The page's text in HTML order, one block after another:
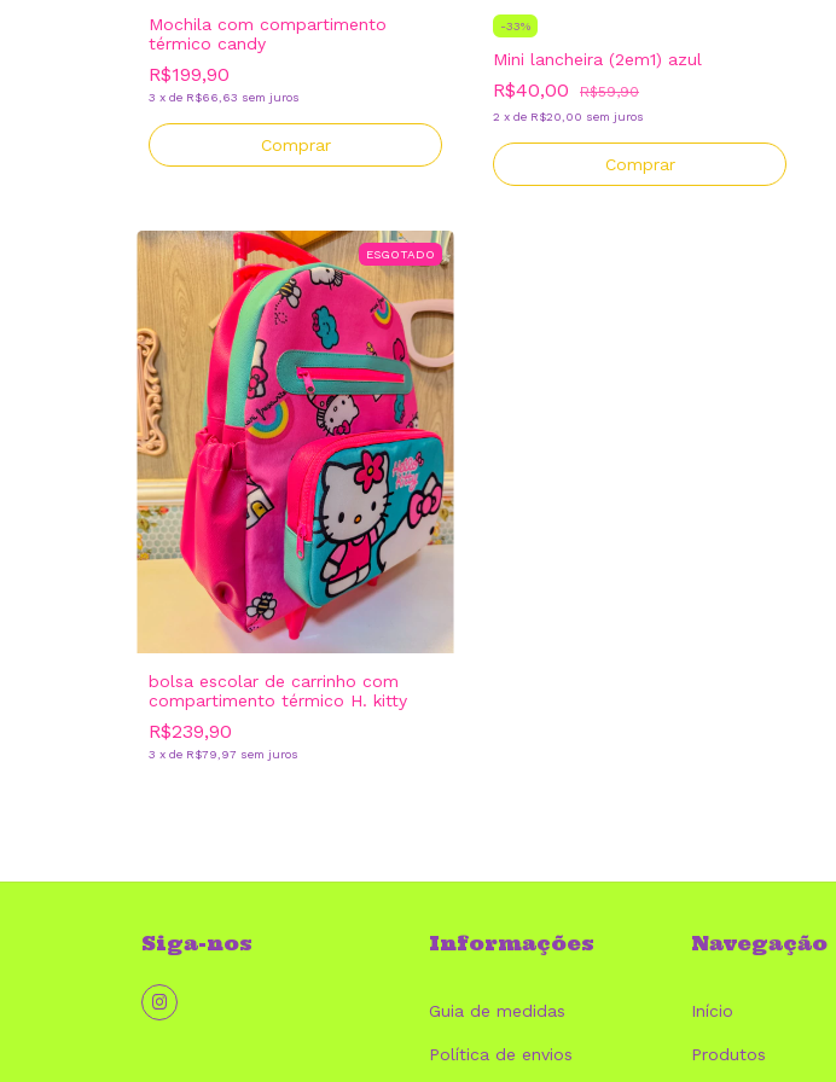
Mochila com compartimento
térmico candy
R$199,90
3 x de R$66,63 sem juros
-33%
Mini lancheira (2em1) azul
R$40,00 R$59,90
2 x de R$20,00 sem juros
ESGOTADO
bolsa escolar de carrinho com
compartimento térmico H. kitty
R$239,90
3 x de R$79,97 sem juros
Siga-nos Informações
Guia de medidas
Política de envios
Navegação
Início
Produtos